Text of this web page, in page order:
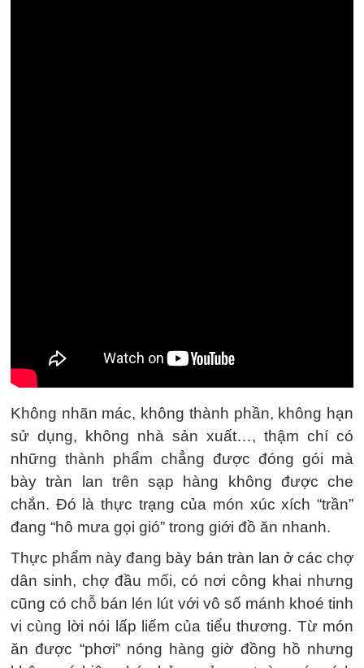
Không nhãn mác, không thành phần, không hạn
sử dụng, không nhà sản xuất…, thậm chí có
những thành phẩm chẳng được đóng gói mà
bày tràn lan trên sạp hàng không được che
chắn. Đó là thực trạng của món xúc xích “trần”
đang “hô mưa gọi gió” trong giới đồ ăn nhanh.
Thực phẩm này đang bày bán tràn lan ở các chợ
dân sinh, chợ đầu mối, có nơi công khai nhưng
cũng có chỗ bán lén lút với vô số mánh khoé tinh
vi cùng lời nói lấp liếm của tiểu thương. Từ món
ăn được “phơi” nóng hàng giờ đồng hồ nhưng